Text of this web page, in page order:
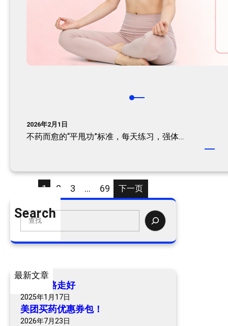
2026年2月1日
不药而愈的“平甩功”标准，每天练习，强体…
1 2 3 … 69 下一页
Search
S
a
h
最新文章
爷爷一路走好
2025年1月17日
美团买药优惠券包！
2026年7月23日